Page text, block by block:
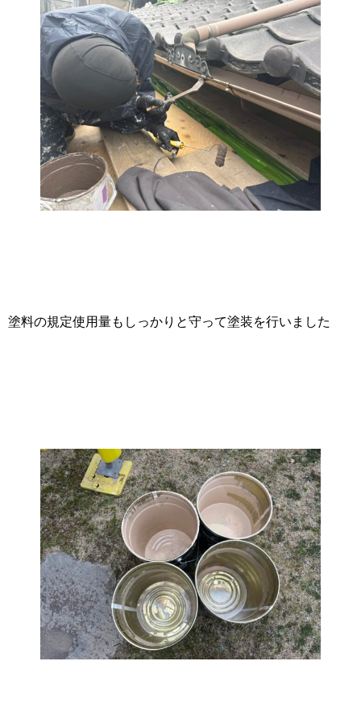
塗料の規定使用量もしっかりと守って塗装を行いました